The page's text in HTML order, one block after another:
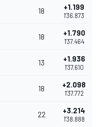
18 +1.199
1'36.873
18 +1.790
1'37.464
13 +1.936
1'37.610
18 +2.098
1'37.772
22 +3.214
1'38.888